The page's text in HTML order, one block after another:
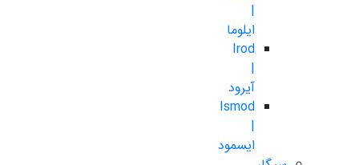
|
ایلوما
Irod
|
آیرود
Ismod
|
ایسمود